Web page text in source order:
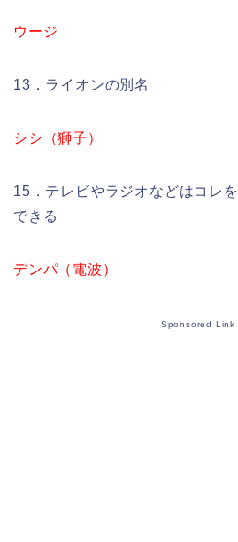
ウージ
13．ライオンの別名
シシ（獅子）
15．テレビやラジオなどはコレ
できる
デンパ（電波）
Sponsored Link